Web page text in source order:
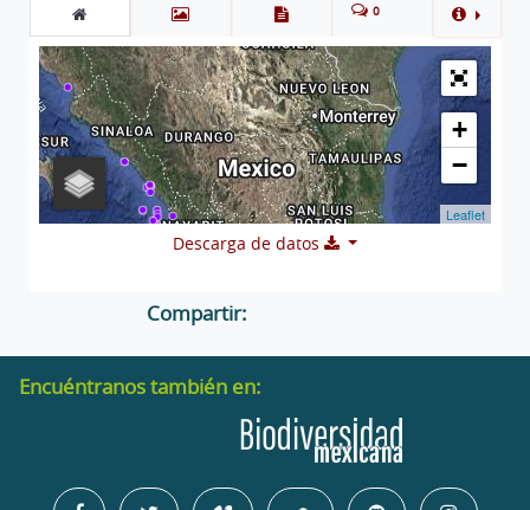
0
+
−
Leaflet
Descarga de datos
Compartir:
Encuéntranos también en: